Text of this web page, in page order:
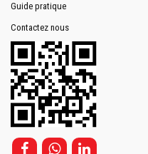
Guide pratique
Contactez nous